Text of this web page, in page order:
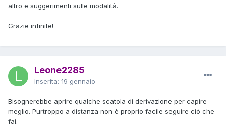
altro e suggerimenti sulle modalità.
Grazie infinite!
Leone2285
Inserita: 19 gennaio
Bisognerebbe aprire qualche scatola di derivazione per capire
meglio. Purtroppo a distanza non è proprio facile seguire ciò che
fai.